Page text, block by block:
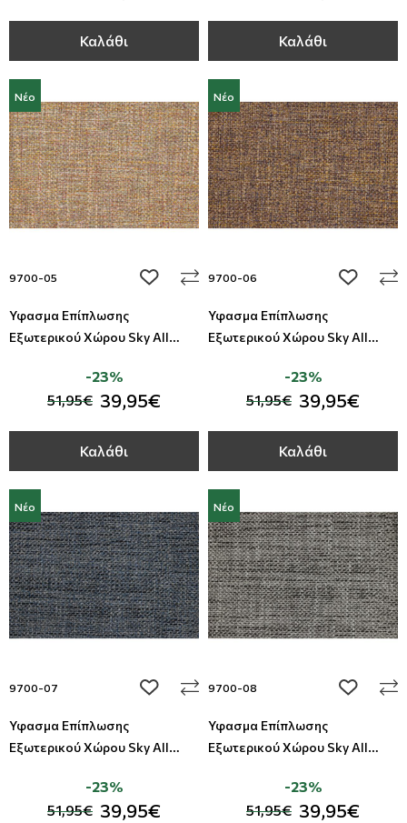
Καλάθι Καλάθι
Νέο
9700-05 add to wishlist
Ύφασμα Επίπλωσης
Εξωτερικού Χώρου Sky All
51,95€ 39,95€
-23%
Καλάθι
Νέο
9700-06 add to
Ύφασμα Επίπλωσης
Εξωτερικού Χώρου Sky All
51,95€ 39,95€
-23%
Καλάθι
Νέο
9700-07 add to wishlist
Ύφασμα Επίπλωσης
Εξωτερικού Χώρου Sky All
51,95€ 39,95€
-23%
Νέο
9700-08 add to
Ύφασμα Επίπλωσης
Εξωτερικού Χώρου Sky All
51,95€ 39,95€
-23%